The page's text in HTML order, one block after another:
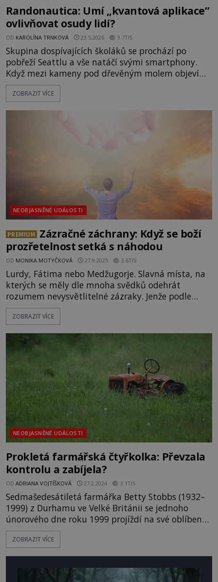
Randonautica: Umí „kvantová aplikace”
ovlivňovat osudy lidí?
OD KAROLÍNA TRNKOVÁ 23.5.2026 3.7TIS
Skupina dospívajících školáků se prochází po
pobřeží Seattlu a vše natáčí svými smartphony.
Když mezi kameny pod dřevěným molem objeví
malý černý kufr, dívka ze skupiny, kterou její
vrstevníci „vyhecují“, sejde z mola a pokusí se
ZOBRAZIT VÍCE
NEOBJASNĚNÉ UDÁLOSTI
PREMIUM
Zázračné záchrany: Když se boží
prozřetelnost setká s náhodou
OD MONIKA MOTYČKOVÁ 27.9.2025 3.6TIS
Lurdy, Fátima nebo Medžugorje. Slavná místa, na
kterých se měly dle mnoha svědků odehrát
rozumem nevysvětlitelné zázraky. Jenže podle
věřících se drobné boží zásahy odehrávají
prakticky denně. Dokládat to mají stovky a tisíce
vůbec nedozví. Předkládáme ty nejpozoruhodnější
z nich. Skutečně jde o zásah vyšší moci? [caption
id="attachment_157386"
ZOBRAZIT VÍCE
NEOBJASNĚNÉ UDÁLOSTI
Prokletá farmářská čtyřkolka: Převzala
kontrolu a zabíjela?
OD ADRIANA VOJTÍŠKOVÁ 27.2.2024 3.1TIS
Sedmašedesátiletá farmářka Betty Stobbs (1932–
1999) z Durhamu ve Velké Británii se jednoho
únorového dne roku 1999 projíždí na své oblíbené
čtyřkolové motorce poblíž údolí Weardale u
městečka Stanhope... Na jedné ze silnic u
aby hejnem projela bez
ZOBRAZIT VÍCE